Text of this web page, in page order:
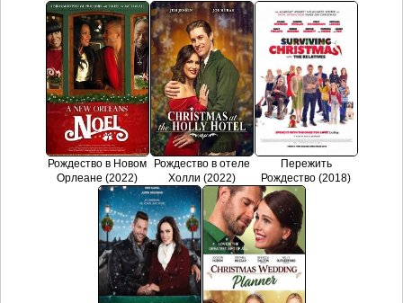
Рождество в Новом
Орлеане (2022)
Рождество в отеле
Холли (2022)
Пережить
Рождество (2018)